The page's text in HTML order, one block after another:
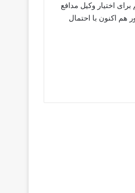
اختیار وکیل مدافع
هم اکنون با احتمال